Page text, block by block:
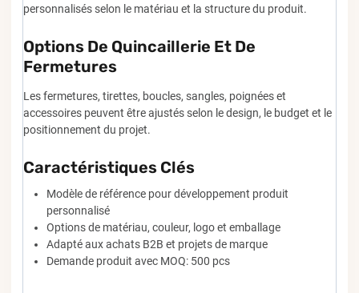
personnalisés selon le matériau et la structure du produit.
Options De Quincaillerie Et De
Fermetures
Les fermetures, tirettes, boucles, sangles, poignées et
accessoires peuvent être ajustés selon le design, le budget et le
positionnement du projet.
Caractéristiques Clés
Modèle de référence pour développement produit
personnalisé
Options de matériau, couleur, logo et emballage
Adapté aux achats B2B et projets de marque
Demande produit avec MOQ: 500 pcs